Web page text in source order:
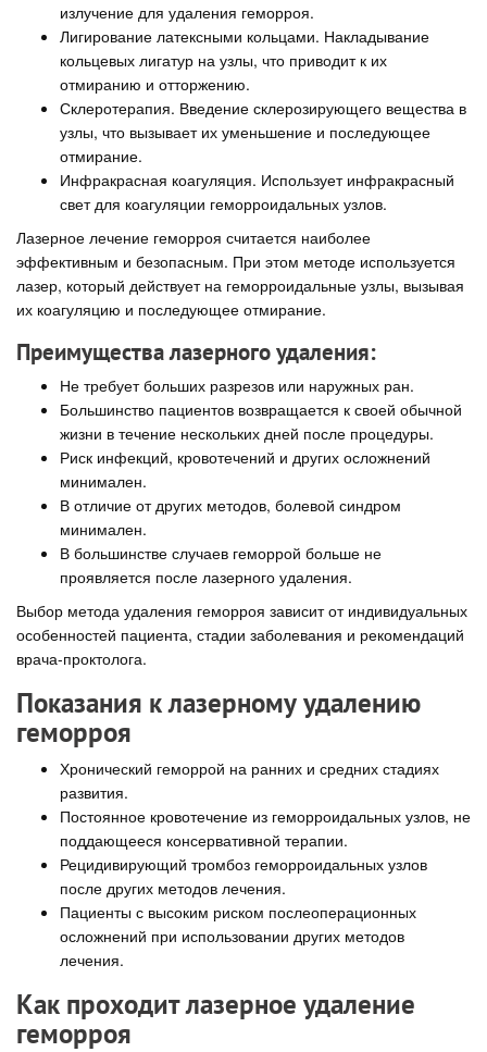
излучение для удаления геморроя.
Лигирование латексными кольцами. Накладывание
кольцевых лигатур на узлы, что приводит к их
отмиранию и отторжению.
Склеротерапия. Введение склерозирующего вещества в
узлы, что вызывает их уменьшение и последующее
отмирание.
Инфракрасная коагуляция. Использует инфракрасный
свет для коагуляции геморроидальных узлов.
Лазерное лечение геморроя считается наиболее
эффективным и безопасным. При этом методе используется
лазер, который действует на геморроидальные узлы, вызывая
их коагуляцию и последующее отмирание.
Преимущества лазерного удаления:
Не требует больших разрезов или наружных ран.
Большинство пациентов возвращается к своей обычной
жизни в течение нескольких дней после процедуры.
Риск инфекций, кровотечений и других осложнений
минимален.
В отличие от других методов, болевой синдром
минимален.
В большинстве случаев геморрой больше не
проявляется после лазерного удаления.
Выбор метода удаления геморроя зависит от индивидуальных
особенностей пациента, стадии заболевания и рекомендаций
врача-проктолога.
Показания к лазерному удалению
геморроя
Хронический геморрой на ранних и средних стадиях
развития.
Постоянное кровотечение из геморроидальных узлов, не
поддающееся консервативной терапии.
Рецидивирующий тромбоз геморроидальных узлов
после других методов лечения.
Пациенты с высоким риском послеоперационных
осложнений при использовании других методов
лечения.
Как проходит лазерное удаление
геморроя